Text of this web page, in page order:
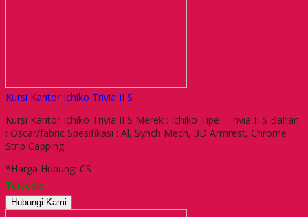
Kursi Kantor Ichiko Trivia II S
Kursi Kantor Ichiko Trivia II S Merek : Ichiko Tipe : Trivia II S Bahan
: Oscar/fabric Spesifikasi : Al, Synch Mech, 3D Armrest, Chrome
Strip Capping
*Harga Hubungi CS
Tersedia
Hubungi Kami